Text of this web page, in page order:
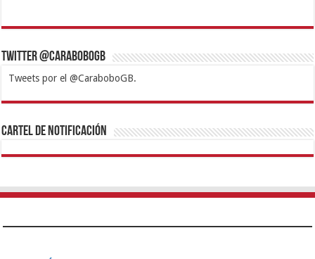
Twitter @CaraboboGB
Tweets por el @CaraboboGB.
1xbetBetturkeyBetistKralbetSupertotobetTipobetMatadorbetMariobet
https://mvbcasino.com/
Cartel de Notificación